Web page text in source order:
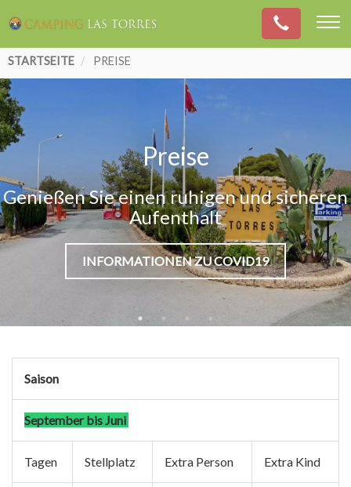
Pfadnavigation
STARTSEITE PREISE
Preise
Genießen Sie einen ruhigen und sicheren
Aufenthalt
INFORMATIONEN ZU COVID19
Saison
September bis Juni
Tagen Stellplatz Extra Person Extra Kind